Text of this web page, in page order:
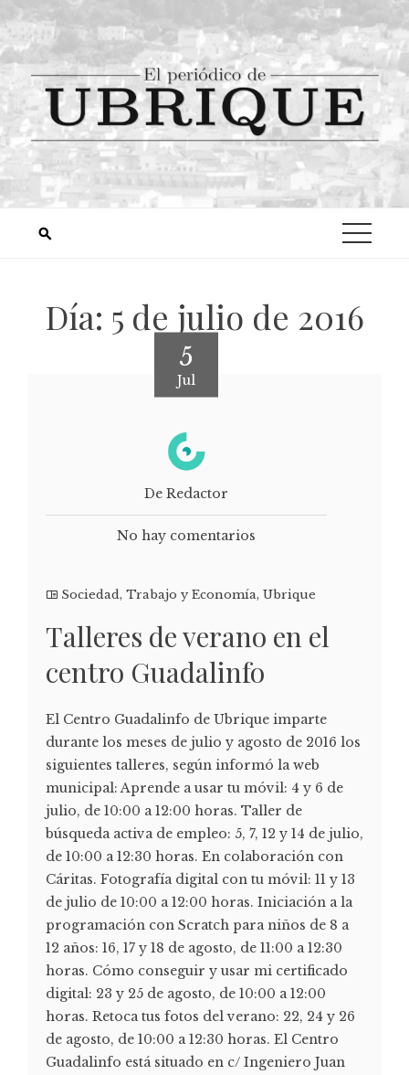
Día: 5 de julio de 2016
5
Jul
De Redactor
No hay comentarios
Sociedad, Trabajo y Economía, Ubrique
Talleres de verano en el
centro Guadalinfo
El Centro Guadalinfo de Ubrique imparte
durante los meses de julio y agosto de 2016 los
siguientes talleres, según informó la web
municipal: Aprende a usar tu móvil: 4 y 6 de
julio, de 10:00 a 12:00 horas. Taller de
búsqueda activa de empleo: 5, 7, 12 y 14 de julio,
de 10:00 a 12:30 horas. En colaboración con
Cáritas. Fotografía digital con tu móvil: 11 y 13
de julio de 10:00 a 12:00 horas. Iniciación a la
programación con Scratch para niños de 8 a
12 años: 16, 17 y 18 de agosto, de 11:00 a 12:30
horas. Cómo conseguir y usar mi certificado
digital: 23 y 25 de agosto, de 10:00 a 12:00
horas. Retoca tus fotos del verano: 22, 24 y 26
de agosto, de 10:00 a 12:30 horas. El Centro
Guadalinfo está situado en c/ Ingeniero Juan